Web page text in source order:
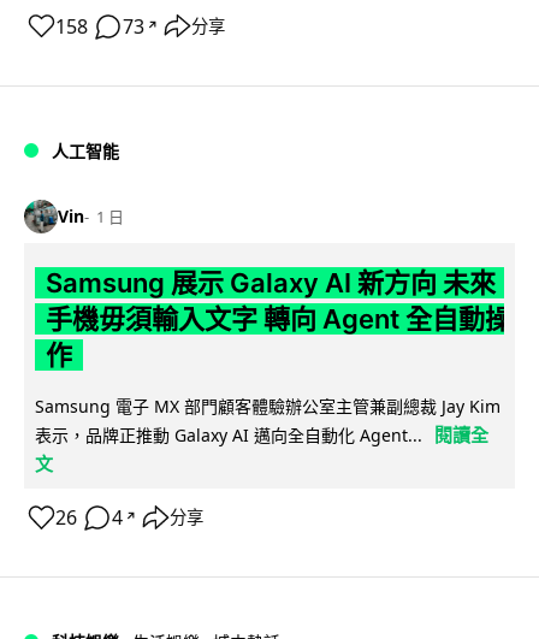
158 73 ↗ 分享
人工智能
Vin 1 日
Samsung 展示 Galaxy AI 新方向 未來
手機毋須輸入文字 轉向 Agent 全自動操
作
Samsung 電子 MX 部門顧客體驗辦公室主管兼副總裁 Jay Kim
表示，品牌正推動 Galaxy AI 邁向全自動化 Agent...
閱讀全
文
26 4 ↗ 分享